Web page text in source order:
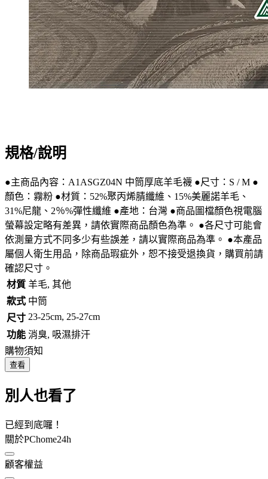
規格/說明
●主商品內容：A1ASGZ04N 中筒厚底羊毛襪 ●尺寸：S / M ●
顏色：霧粉 ●材質：52%聚丙烯腈纖維、15%美麗諾羊毛、
31%尼龍、2％%彈性纖維 ●產地：台灣 ●商品圖檔顏色視電腦
螢幕設定略有差異，請依實際商品顏色為準。 ●各尺寸可能會
依測量方式不同多少有些誤差，請以實際商品為準。 ●本產品
屬個人衛生用品，除商品瑕疵外，恕不接受退換貨，購買前請
確認尺寸。
材質 羊毛, 其他
款式 中筒
尺寸 23-25cm, 25-27cm
功能 消臭, 吸濕排汗
購物須知
查看
別人也看了
已經到底囉！
關於PChome24h
顧客權益